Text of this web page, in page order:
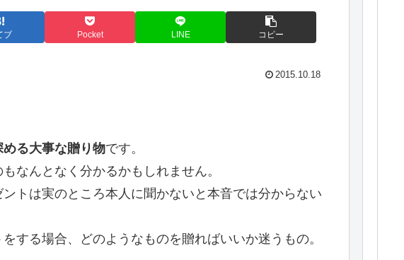
ブ Pocket LINE コピー
2015.10.18
る大事な贈り物です。
なんとなく分かるかもしれません。
トは実のところ本人に聞かないと本音では分からない
する場合、どのようなものを贈ればいいか迷うもの。